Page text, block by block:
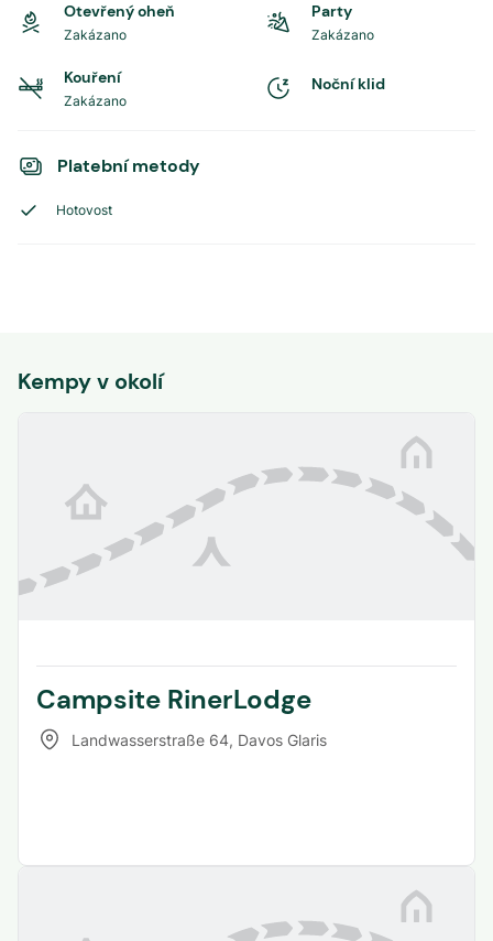
Otevřený oheň
Zakázano
Party
Zakázano
Kouření
Zakázano
Noční klid
Platební metody
Hotovost
Kempy v okolí
Campsite RinerLodge
Landwasserstraße 64, Davos Glaris